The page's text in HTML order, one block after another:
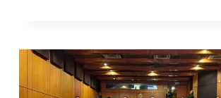
UN
PORTAL